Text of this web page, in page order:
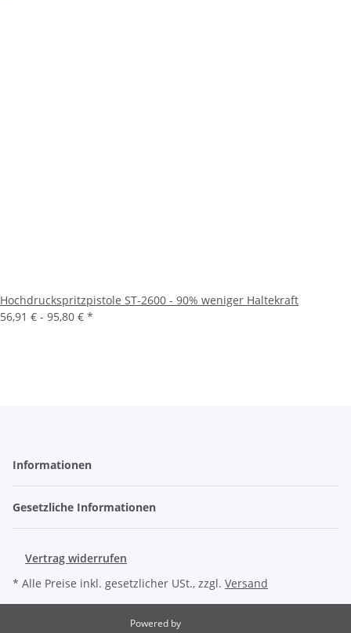
Hochdruckspritzpistole ST-2600 - 90% weniger Haltekraft
56,91 € - 95,80 € *
Informationen
Gesetzliche Informationen
Vertrag widerrufen
* Alle Preise inkl. gesetzlicher USt., zzgl. Versand
Powered by